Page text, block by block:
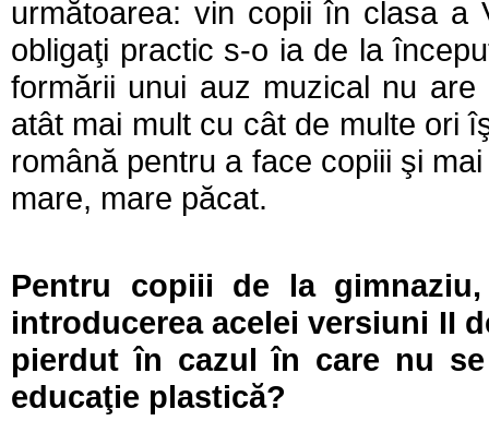
următoarea: vin copii în clasa a
obligaţi practic s-o ia de la
formării unui auz muzical nu
atât mai mult cu cât de multe ori
română pentru a face copiii şi
mare, mare păcat.
Pentru copiii de la
introducerea acelei versiuni II
pierdut în cazul în care nu
educaţie plastică?